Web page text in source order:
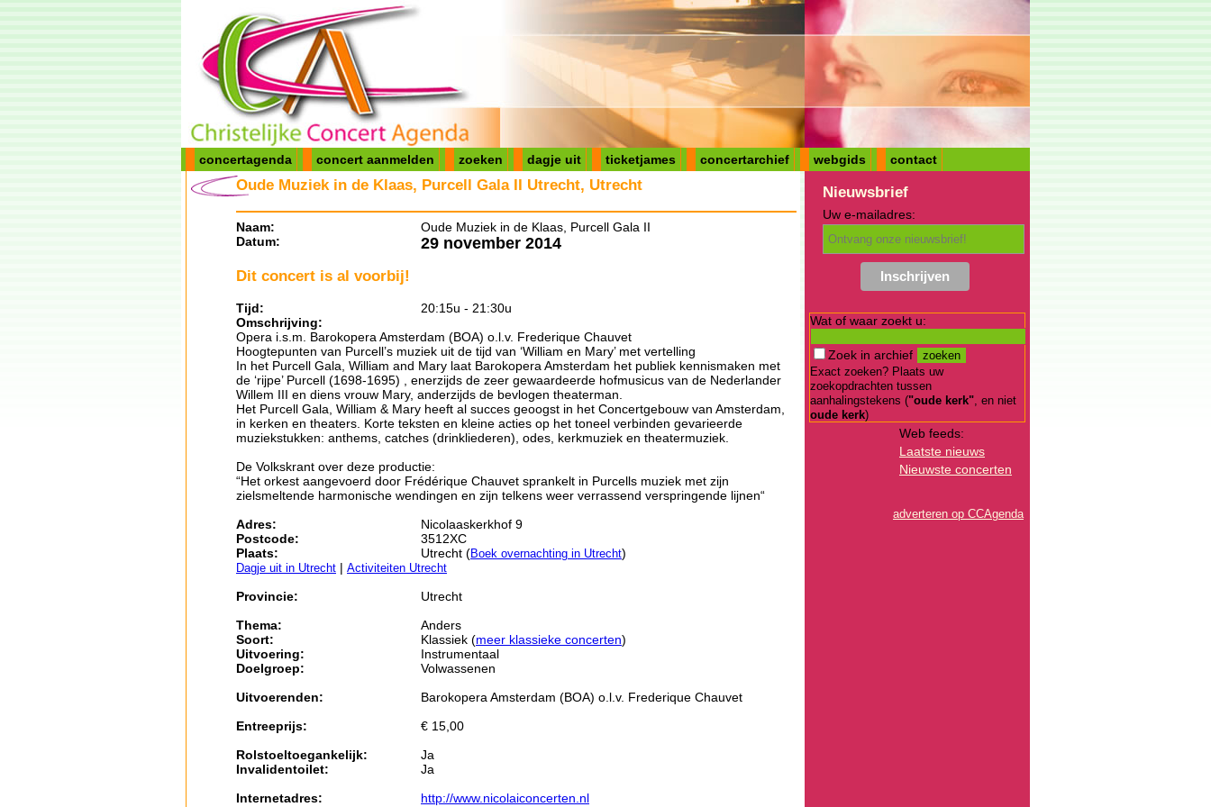
concertagenda concert aanmelden zoeken dagje uit ticketjames concertarchief webgids contact
Oude Muziek in de Klaas, Purcell Gala II Utrecht, Utrecht
Naam:
Oude Muziek in de Klaas, Purcell Gala II
Datum:
29 november 2014
Dit concert is al voorbij!
Tijd:
20:15u - 21:30u
Omschrijving:
Opera i.s.m. Barokopera Amsterdam (BOA) o.l.v. Frederique Chauvet
Hoogtepunten van Purcell’s muziek uit de tijd van ‘William en Mary’ met vertelling
In het Purcell Gala, William and Mary laat Barokopera Amsterdam het publiek kennismaken met
de ‘rijpe’ Purcell (1698-1695) , enerzijds de zeer gewaardeerde hofmusicus van de Nederlander
Willem III en diens vrouw Mary, anderzijds de bevlogen theaterman.
Het Purcell Gala, William & Mary heeft al succes geoogst in het Concertgebouw van Amsterdam,
in kerken en theaters. Korte teksten en kleine acties op het toneel verbinden gevarieerde
muziekstukken: anthems, catches (drinkliederen), odes, kerkmuziek en theatermuziek.
De Volkskrant over deze productie:
“Het orkest aangevoerd door Frédérique Chauvet sprankelt in Purcells muziek met zijn
zielsmeltende harmonische wendingen en zijn telkens weer verrassend verspringende lijnen“
Adres:
Nicolaaskerkhof 9
Postcode:
3512XC
Plaats:
Utrecht (Boek overnachting in Utrecht)
Dagje uit in Utrecht | Activiteiten Utrecht
Provincie:
Utrecht
Thema:
Anders
Soort:
Klassiek (meer klassieke concerten)
Uitvoering:
Instrumentaal
Doelgroep:
Volwassenen
Uitvoerenden:
Barokopera Amsterdam (BOA) o.l.v. Frederique Chauvet
Entreeprijs:
€ 15,00
Rolstoeltoegankelijk:
Ja
Invalidentoilet:
Ja
Internetadres:
http://www.nicolaiconcerten.nl
Nieuwsbrief
Uw e-mailadres:
Wat of waar zoekt u:
Zoek in archief
Exact zoeken? Plaats uw
zoekopdrachten tussen
aanhalingstekens ("oude kerk", en niet
oude kerk)
Web feeds:
Laatste nieuws
Nieuwste concerten
adverteren op CCAgenda